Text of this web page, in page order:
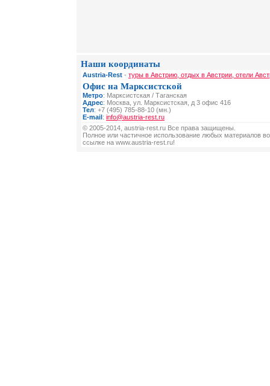
Наши координаты
Austria-Rest - туры в Австрию, отдых в Австрии, отели
Офис на Марксистской
Метро: Марксистская / Таганская
Адрес: Москва, ул. Марксистская, д 3 офис 416
Тел: +7 (495) 785-88-10 (мн.)
E-mail: info@austria-rest.ru
© 2005-2014, austria-rest.ru Все права защищены.
Полное или частичное использование любых материалов
ссылке на www.austria-rest.ru!